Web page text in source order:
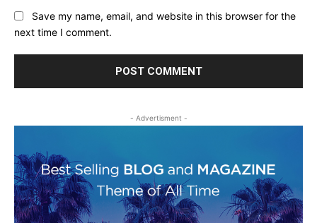
Save my name, email, and website in this browser for the
next time I comment.
- Advertisment -